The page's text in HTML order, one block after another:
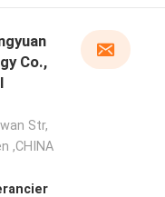
Co.,
Str,
,CHINA